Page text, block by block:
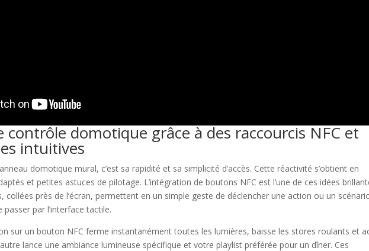
contrôle domotique grâce à des raccourcis NFC et
intuitives
domotique mural, c’est sa rapidité et sa simplicité d’accès. Cette réactivité s’obtient en
et petites astuces de pilotage. L’intégration de boutons NFC est l’une de ces idées
collées près de l’écran, permettent en un simple geste de déclencher une action ou un
par l’interface tactile.
sur un bouton NFC ferme instantanément toutes les lumières, baisse les stores roulants et
autre lance une ambiance lumineuse spécifique et votre playlist préférée pour un dîner. Ces